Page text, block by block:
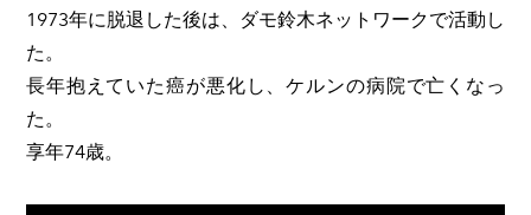
1973年に脱退した後は、ダモ鈴木ネットワークで活動し
た。
長年抱えていた癌が悪化し、ケルンの病院で亡くなっ
た。
享年74歳。